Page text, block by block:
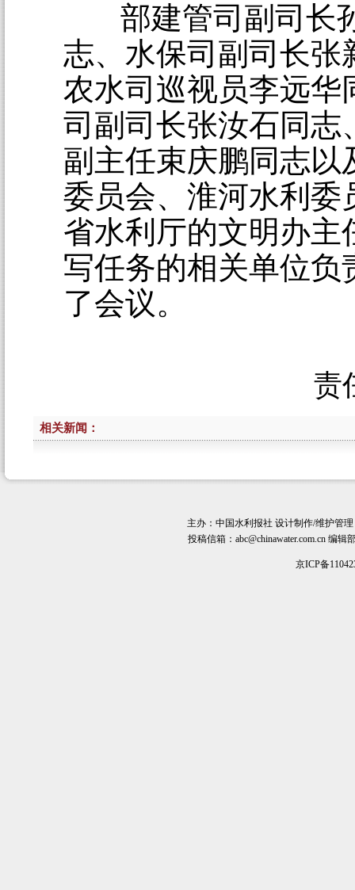
部建管司副司长
志、水保司副司长张
农水司巡视员李远华
司副司长张汝石同志
副主任束庆鹏同志以
委员会、淮河水利委
省水利厅的文明办主
写任务的相关单位负
了会议。
责
相关新闻：
主办： 中国水利报社 设计制作/维护管
投稿信箱：abc@chinawater.com.cn 编辑
京ICP备